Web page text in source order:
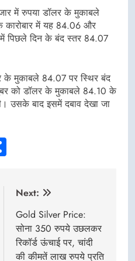
में रुपया डॉलर के मुकाबले
में यह 84.06 और
पिछले दिन के बंद स्तर 84.07
के मुकाबले 84.07 पर स्थिर बंद
को डॉलर के मुकाबले 84.10 के
उसके बाद इसमें दबाव देखा जा
Next:
Gold Silver Price:
सोना 350 रुपये उछलकर
रिकॉर्ड ऊंचाई पर, चांदी
की कीमतें लाख रुपये प्रति